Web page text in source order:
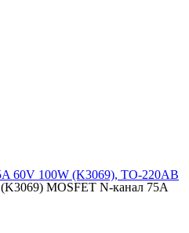
60V 100W (K3069), TO-220AB
MOSFET N-канал 75A